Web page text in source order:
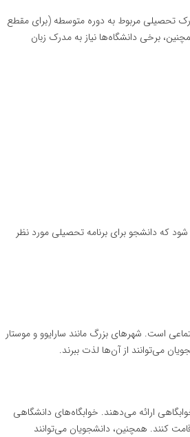
تحصیلی مربوط به دوره متوسطه (برای مقطع
برخی دانشگاه‌ها نیاز به مدرک زبان
که دانشجو برای برنامه تحصیلی مورد نظر
است. شهرهای بزرگ مانند سارایوو و موستار
می‌توانند از آن‌ها لذت ببرند.
ارائه می‌دهند. خوابگاه‌های دانشگاهی
کنند. همچنین، دانشجویان می‌توانند